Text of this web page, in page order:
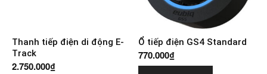
Thanh tiếp điện di động E-
Track
2.750.000₫
Ổ tiếp điện GS4 Standard
770.000₫